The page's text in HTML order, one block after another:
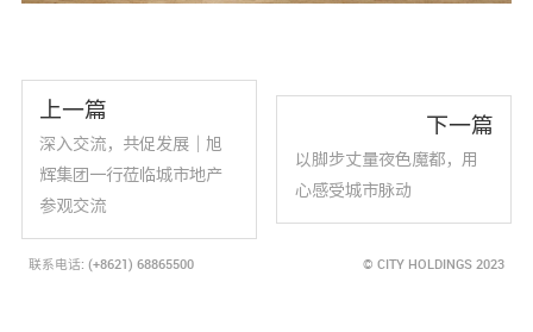
上一篇
深入交流，共促发展｜旭
辉集团一行莅临城市地产
参观交流
以脚步丈量夜色魔都，用
心感受城市脉动
下一篇
联系电话: (+8621) 68865500 © CITY HOLDINGS 2023